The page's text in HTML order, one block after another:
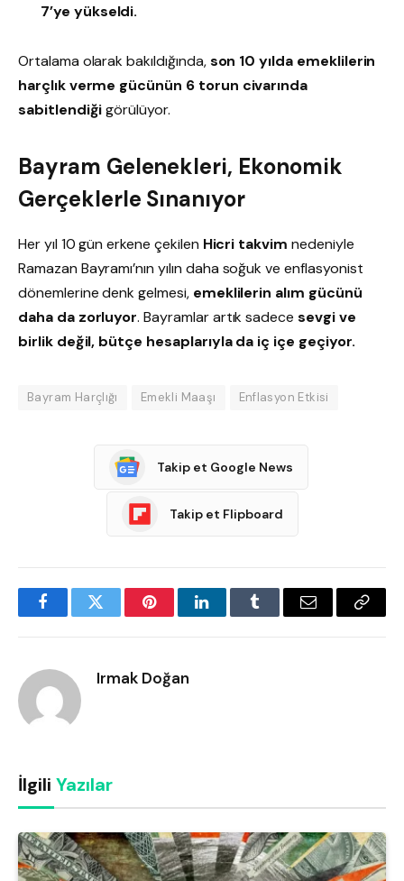
7’ye yükseldi.
Ortalama olarak bakıldığında,son 10 yılda emeklilerin
harçlık verme gücünün 6 torun civarında
sabitlendiğigörülüyor.
Bayram Gelenekleri, Ekonomik
Gerçeklerle Sınanıyor
Her yıl 10 gün erkene çekilen Hicri takvim nedeniyle
Ramazan Bayramı’nın yılın daha soğuk ve enflasyonist
dönemlerine denk gelmesi, emeklilerin alım gücünü
daha da zorluyor. Bayramlar artık sadecesevgi ve
birlik değil, bütçe hesaplarıyla da iç içe geçiyor.
Bayram Harçlığı Emekli Maaşı Enflasyon Etkisi
Takip et Google News
Takip et Flipboard
FacebookTwitter PinterestLinkedInTumblr Email
Copy
Irmak Doğan
İlgili Yazılar